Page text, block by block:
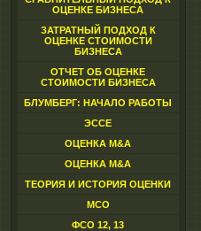
ОЦЕНКЕ БИЗНЕСА
ЗАТРАТНЫЙ ПОДХОД К
ОЦЕНКЕ СТОИМОСТИ
БИЗНЕСА
ОТЧЕТ ОБ ОЦЕНКЕ
СТОИМОСТИ БИЗНЕСА
БЛУМБЕРГ: НАЧАЛО РАБОТЫ
ЭССЕ
ОЦЕНКА M&A
ОЦЕНКА M&A
ТЕОРИЯ И ИСТОРИЯ ОЦЕНКИ
МСО
ФСО 12, 13